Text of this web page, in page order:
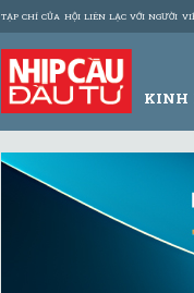
TẠP CHÍ CỦA HỘI LIÊN LẠC VỚI NGƯỜI
KINH